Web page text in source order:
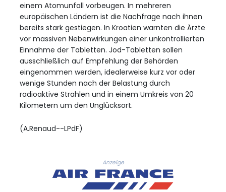
einem Atomunfall vorbeugen. In mehreren
europäischen Ländern ist die Nachfrage nach ihnen
bereits stark gestiegen. In Kroatien warnten die Ärzte
vor massiven Nebenwirkungen einer unkontrollierten
Einnahme der Tabletten. Jod-Tabletten sollen
ausschließlich auf Empfehlung der Behörden
eingenommen werden, idealerweise kurz vor oder
wenige Stunden nach der Belastung durch
radioaktive Strahlen und in einem Umkreis von 20
Kilometern um den Unglücksort.
(A.Renaud--LPdF)
Anzeige